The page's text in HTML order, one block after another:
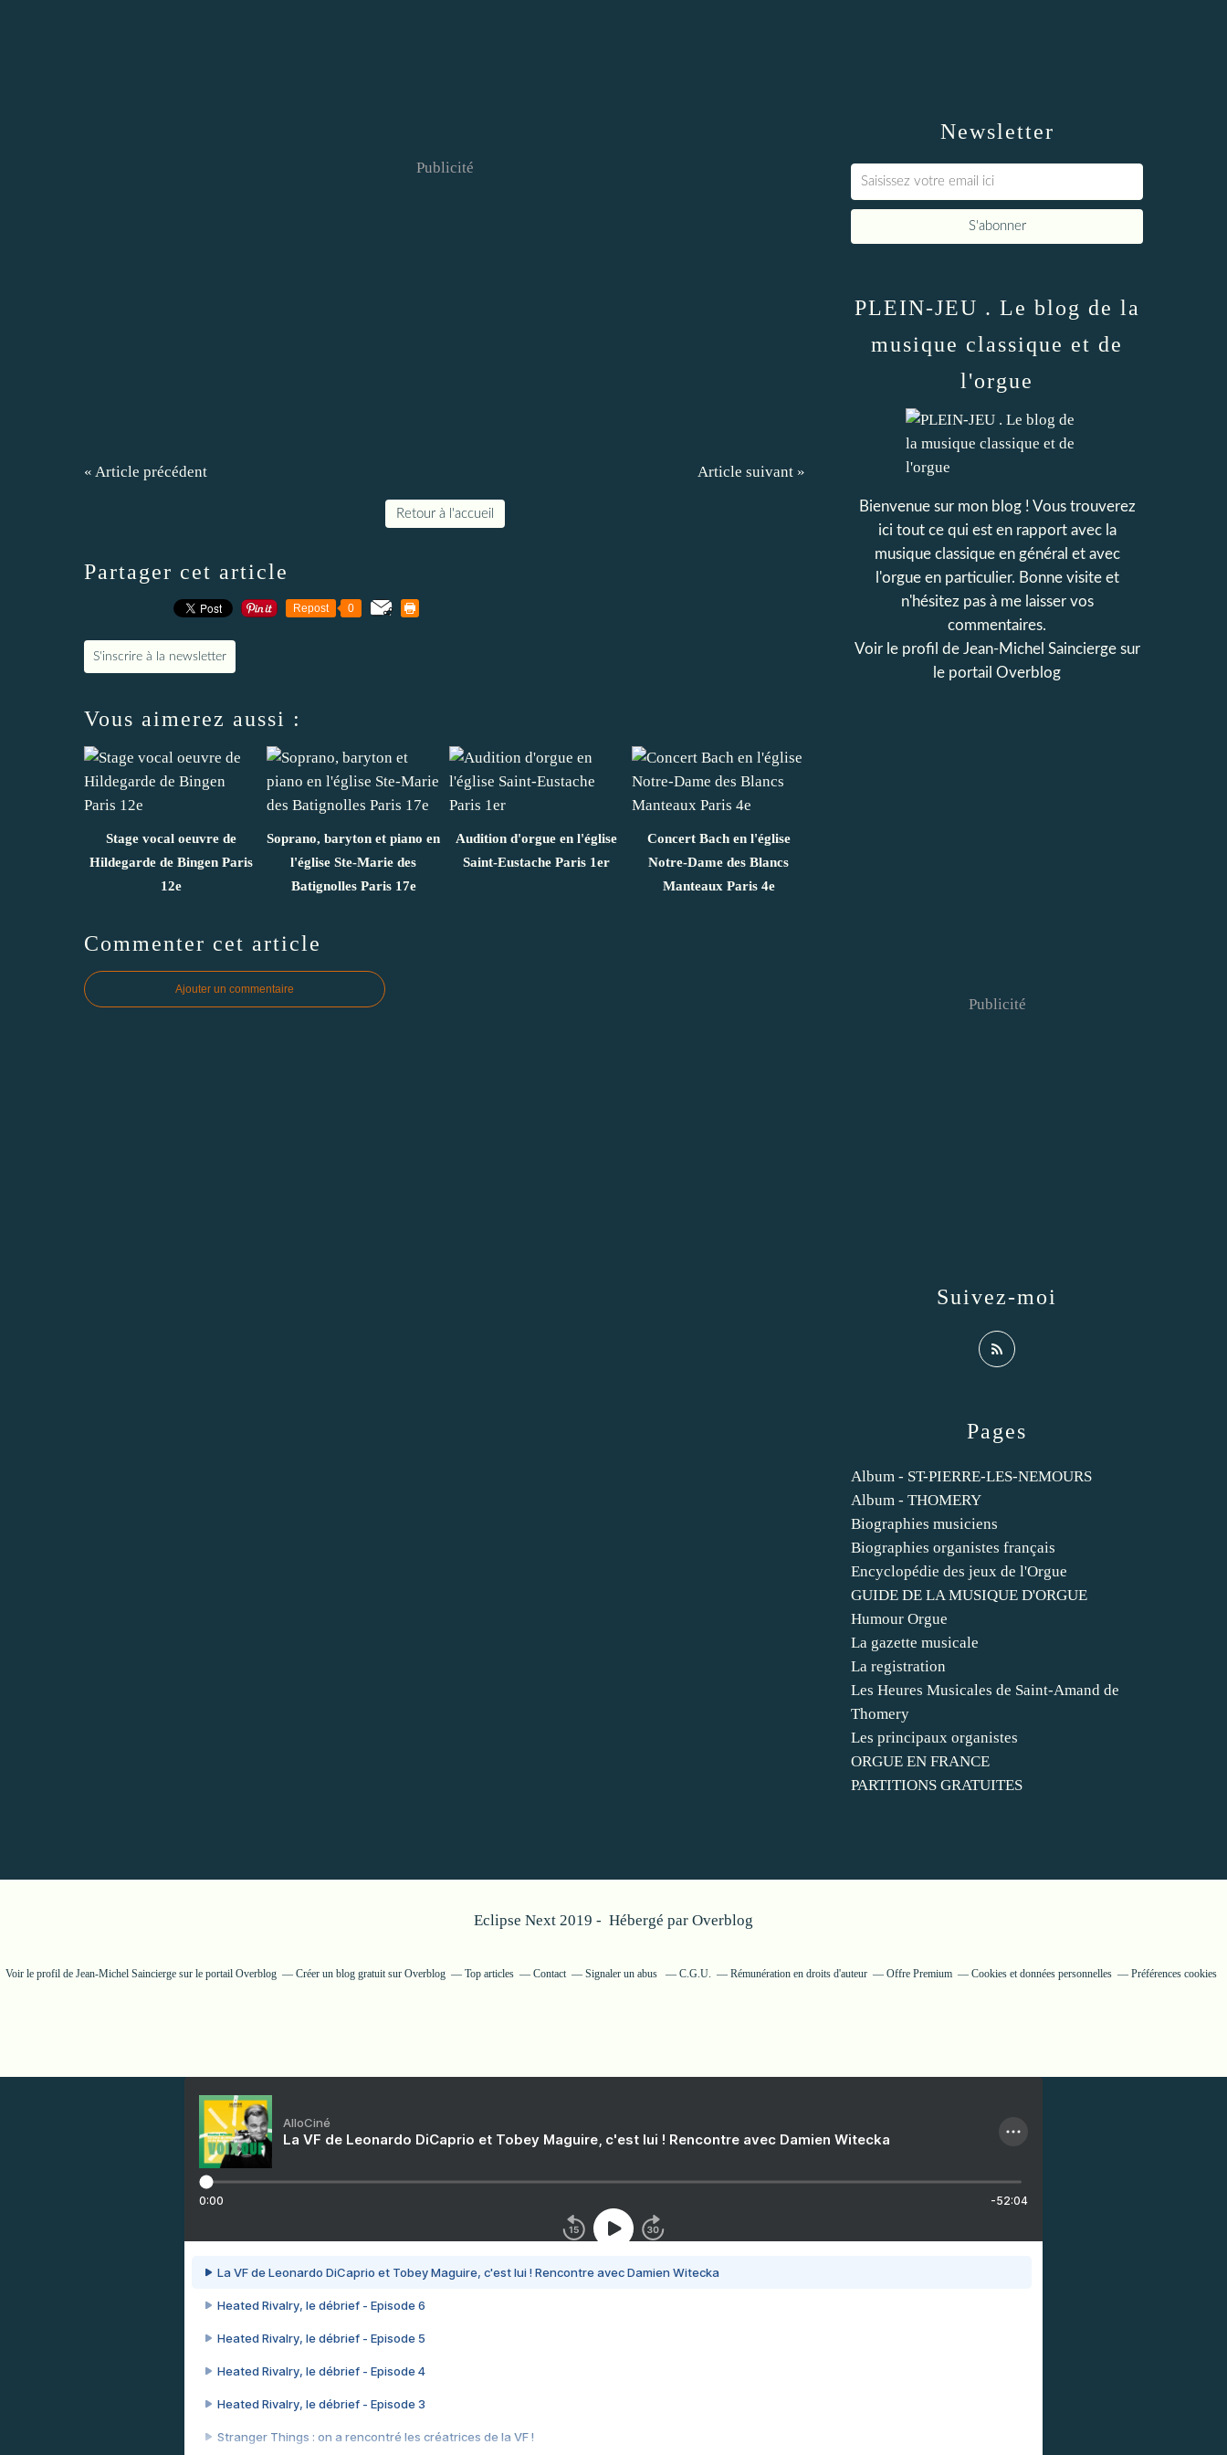
Publicité
« Article précédent Article suivant »
Retour à l'accueil
Partager cet article
Repost 0
S'inscrire à la newsletter
Vous aimerez aussi :
Stage vocal oeuvre de
Hildegarde de Bingen Paris
12e
Soprano, baryton et piano en
l'église Ste-Marie des
Batignolles Paris 17e
Audition d'orgue en l'église
Saint-Eustache Paris 1er
Concert Bach en l'église
Notre-Dame des Blancs
Manteaux Paris 4e
Commenter cet article
Ajouter un commentaire
Newsletter
Pages
Album - ST-PIERRE-LES-NEMOURS
Album - THOMERY
Biographies musiciens
Biographies organistes français
Encyclopédie des jeux de l'Orgue
GUIDE DE LA MUSIQUE D'ORGUE
Humour Orgue
La gazette musicale
La registration
Les Heures Musicales de Saint-Amand de
Thomery
Les principaux organistes
ORGUE EN FRANCE
PARTITIONS GRATUITES
PLEIN-JEU . Le blog de la
musique classique et de
l'orgue
Bienvenue sur mon blog ! Vous trouverez
ici tout ce qui est en rapport avec la
musique classique en général et avec
l'orgue en particulier. Bonne visite et
n'hésitez pas à me laisser vos
commentaires.
Voir le profil de Jean-Michel Sainciergesur
le portail Overblog
Suivez-moi
Publicité
Eclipse Next 2019 - Hébergé par Overblog
Voir le profil de Jean-Michel Sainciergesur le portail Overblog Créer un blog gratuit sur Overblog Top articles Contact Signaler un abus C.G.U. Rémunération en droits d'auteur Offre Premium Cookies et données personnelles Préférences cookies
AlloCiné
La VF de Leonardo DiCaprio et Tobey Maguire, c'est lui ! Rencontre avec Damien Witecka
0:00 -52:04
La VF de Leonardo DiCaprio et Tobey Maguire, c'est lui ! Rencontre avec Damien Witecka
Heated Rivalry, le débrief - Episode 6
Heated Rivalry, le débrief - Episode 5
Heated Rivalry, le débrief - Episode 4
Heated Rivalry, le débrief - Episode 3
Stranger Things : on a rencontré les créatrices de la VF !